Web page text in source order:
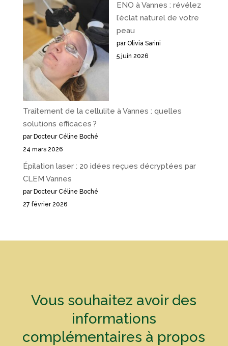
ENO à Vannes : révélez
l’éclat naturel de votre
peau
par Olivia Sarini
5 juin 2026
Traitement de la cellulite à Vannes : quelles
solutions efficaces ?
par Docteur Céline Boché
24 mars 2026
Épilation laser : 20 idées reçues décryptées par
CLEM Vannes
par Docteur Céline Boché
27 février 2026
Vous souhaitez avoir des
informations
complémentaires à propos